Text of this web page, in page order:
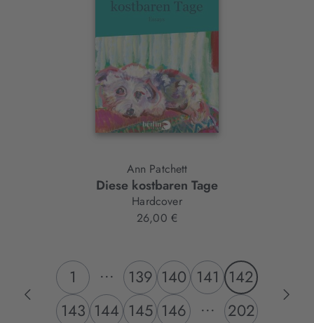
Ann Patchett
Diese kostbaren Tage
Hardcover
26,00 €
1 ... 139 140 141 142
143 144 145 146 ... 202